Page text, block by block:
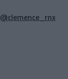
@clemence_rnx